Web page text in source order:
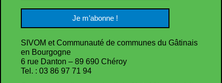
SIVOM et Communauté de communes du Gâtinais
en Bourgogne
6 rue Danton – 89 690 Chéroy
Tel. : 03 86 97 71 94